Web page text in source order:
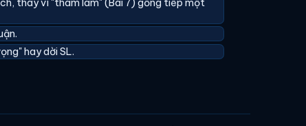
thay vì "tham lam" (Bài 7) gồng tiếp một
hay dời SL.